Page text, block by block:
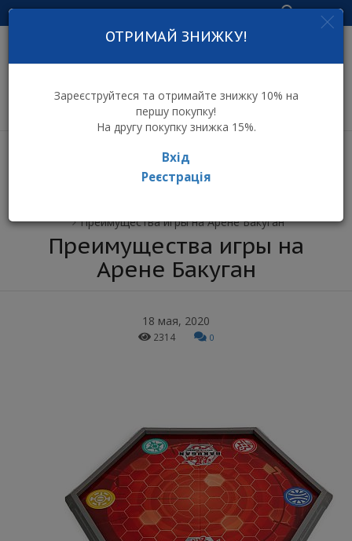
Увійти
інтернет-магазин
ОТРИМАЙ ЗНИЖКУ!
Зареєструйтеся та отримайте знижку 10% на
першу покупку!
На другу покупку знижка 15%.
Вхід
Реєстрація
Преимущества игры на Арене Бакуган
Преимущества игры на
Арене Бакуган
18 мая, 2020
2314 0